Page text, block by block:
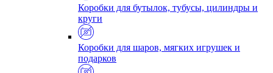
Коробки для бутылок, тубусы, цилиндры и
круги
Коробки для шаров, мягких игрушек и
подарков